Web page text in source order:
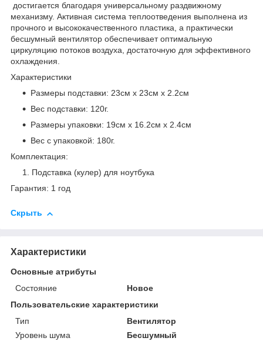
достигается благодаря универсальному раздвижному
механизму. Активная система теплоотведения выполнена из
прочного и высококачественного пластика, а практически
бесшумный вентилятор обеспечивает оптимальную
циркуляцию потоков воздуха, достаточную для эффективного
охлаждения.
Характеристики
Размеры подставки: 23см х 23см х 2.2см
Вес подставки: 120г.
Размеры упаковки: 19см х 16.2см х 2.4см
Вес с упаковкой: 180г.
Комплектация:
Подставка (кулер) для ноутбука
Гарантия: 1 год
Скрыть
Характеристики
Основные атрибуты
Состояние
Новое
Пользовательские характеристики
Тип
Вентилятор
Уровень шума
Бесшумный